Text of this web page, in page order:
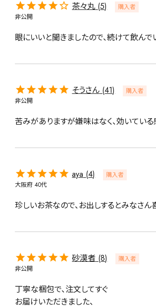
500g 1000g
茶々丸 5
購入者
非公開
眼にいいと聞きましたので、続けて飲んで
そうさん 41
購入者
非公開
苦みがありますが嫌味はなく、効いている
aya 4
購入者
大阪府 40代
珍しいお茶なので、お出しするとみなさん
砂漠者 8
購入者
非公開
丁寧な梱包で、注文してすぐ
お届けいただきました、